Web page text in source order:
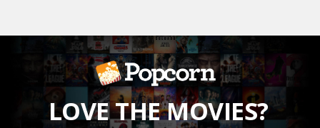
LOVE THE MOVIES?